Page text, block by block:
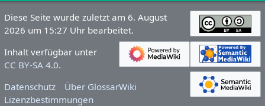
Diese Seite wurde zuletzt am 6. August
2026 um 15:27 Uhr bearbeitet.
Inhalt verfügbar unter
CC BY-SA 4.0.
Datenschutz
Über GlossarWiki
Lizenzbestimmungen